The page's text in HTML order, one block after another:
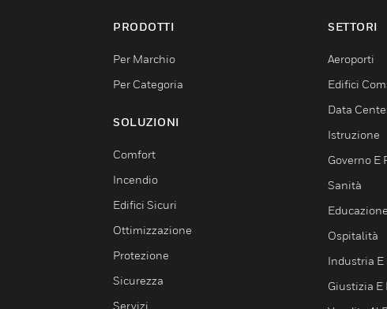
PRODOTTI
Per Marchio
Per Categoria
SOLUZIONI
Comfort
Incendio
Edifici Sicuri
Ottimizzazione
Protezione
Sicurezza
Servizi
SETTORI
Aeroporti
Edifici
Data
Istruzione
Governo E
Sanità
Ospitalità
Industria E
Giustizia